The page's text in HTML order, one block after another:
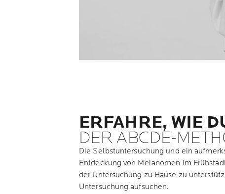
ERFAHRE, WIE
DER ABCDE-
Die Selbstuntersuchung und ein
Entdeckung von Melanomen im
der Untersuchung zu Hause zu
Untersuchung aufsuchen.